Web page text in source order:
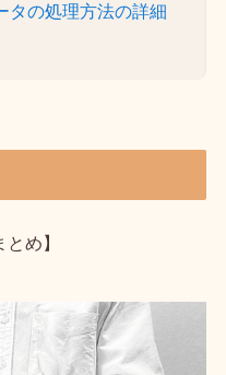
タの処理方法の詳細
とめ】